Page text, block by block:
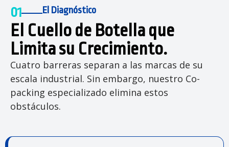
01 El Diagnóstico
El Cuello de Botella que
Limita su Crecimiento.
Cuatro barreras separan a las marcas de su
escala industrial. Sin embargo, nuestro Co-
packing especializado elimina estos
obstáculos.